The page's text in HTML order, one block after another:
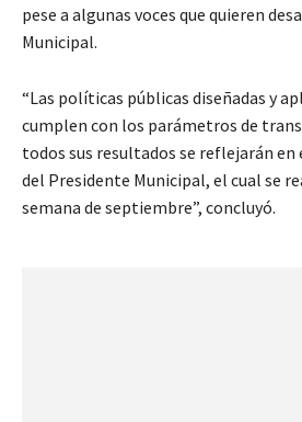
pese a algunas voces que quieren
Municipal.
“Las políticas públicas diseñadas y
cumplen con los parámetros de
todos sus resultados se reflejarán
del Presidente Municipal, el cual se
semana de septiembre”, concluyó.